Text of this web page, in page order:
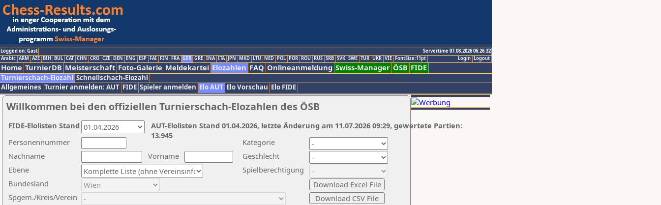
Logged on: Gast
Servertime 07.08.2026 06:26:32
Logout
Login
Arabic ARM AZE BIH BUL CAT CHN CRO CZE DEN ENG ESP FAI FIN FRA GER GRE INA ITA JPN MKD LTU NED POL POR ROU RUS SRB SVK SWE TUR UKR VIE FontSize:11pt
Home TurnierDB Meisterschaft Foto-Galerie Meldekartei Elozahlen FAQ Onlineanmeldung Swiss-Manager ÖSB FIDE
Turnierschach-Elozahl Schnellschach-Elozahl
Allgemeines Turnier anmelden: AUT FIDE Spieler anmelden Elo AUT Elo Vorschau Elo FIDE
Willkommen bei den offiziellen Turnierschach-Elozahlen des ÖSB
Nachname
Vorname
Ebene
Kategorie
Personennummer
Bundesland
Spgem./Kreis/Verein
Geschlecht
Spielberechtigung
AUT-Elolisten Stand 01.04.2026, letzte Änderung am 11.07.2026 09:29, gewertete Partien:
13.945
FIDE-Elolisten Stand